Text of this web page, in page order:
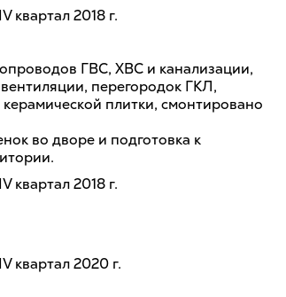
квартал 2018 г.
ГВС, ХВС и канализации,
перегородок ГКЛ,
плитки, смонтировано
во дворе и подготовка к
квартал 2018 г.
квартал 2020 г.